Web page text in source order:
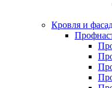
Кровля и